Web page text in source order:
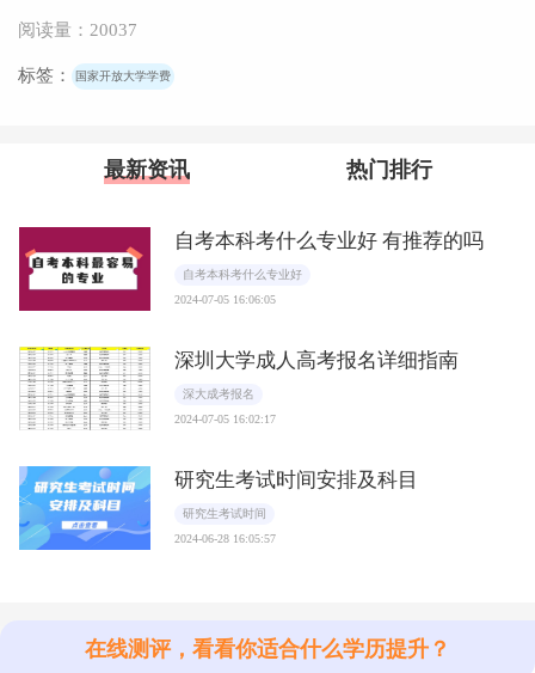
阅读量：20037
标签： 国家开放大学学费
最新资讯 热门排行
自考本科考什么专业好 有推荐的吗
自考本科考什么专业好
2024-07-05 16:06:05
深圳大学成人高考报名详细指南
深大成考报名
2024-07-05 16:02:17
研究生考试时间安排及科目
研究生考试时间
2024-06-28 16:05:57
在线测评，看看你适合什么学历提升？